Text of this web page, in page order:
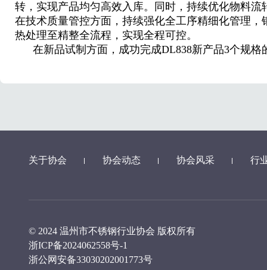
转，实现产品均匀高效入库。同时，持续优化物料
在技术质量管控方面，持续强化全工序精细化管理
热处理至精整全流程，实现全程可控。
在新品试制方面，成功完成DL838新产品3个规格
关于协会 协会动态 协会风采 行
© 2024 温州市不锈钢行业协会 版权所有
浙ICP备2024062558号-1
浙公网安备33030202001773号